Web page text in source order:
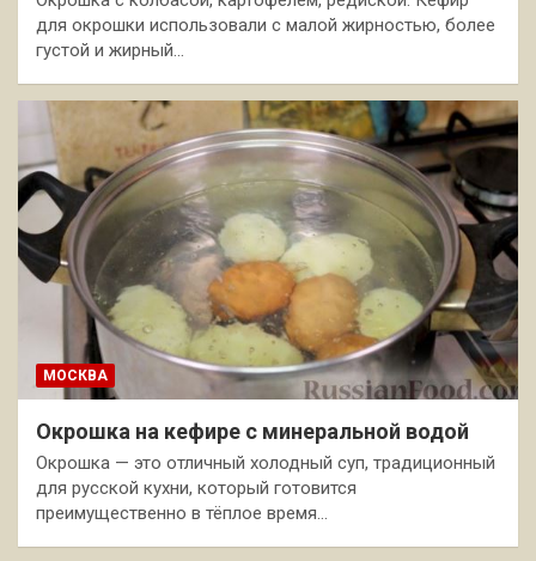
для окрошки использовали с малой жирностью, более
густой и жирный…
МОСКВА
Окрошка на кефире с минеральной водой
Окрошка — это отличный холодный суп, традиционный
для русской кухни, который готовится
преимущественно в тёплое время…